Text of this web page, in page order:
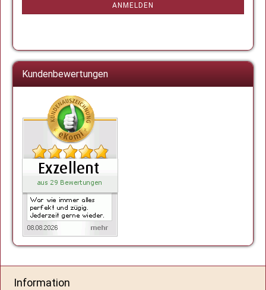
ANMELDEN
Kundenbewertungen
Information